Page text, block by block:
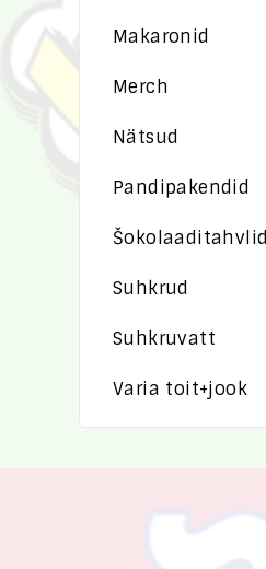
Makaronid
Merch
Nätsud
Pandipakendid
Šokolaaditahvlid
Suhkrud
Suhkruvatt
Varia toit+jook